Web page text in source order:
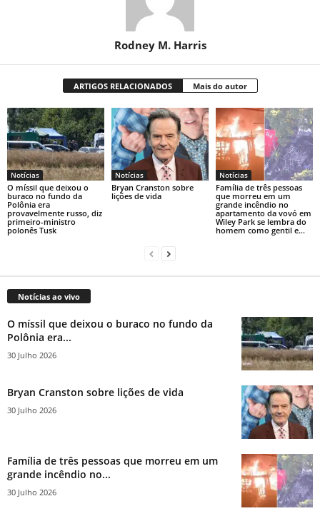
Rodney M. Harris
ARTIGOS RELACIONADOS Mais do autor
Notícias
O míssil que deixou o
buraco no fundo da
Polônia era
provavelmente russo, diz
primeiro-ministro
polonês Tusk
Notícias
Bryan Cranston sobre
lições de vida
Notícias
Família de três pessoas
que morreu em um
grande incêndio no
apartamento da vovó em
Wiley Park se lembra do
homem como gentil e...
Notícias ao vivo
O míssil que deixou o buraco no fundo da
Polônia era...
30 Julho 2026
Bryan Cranston sobre lições de vida
30 Julho 2026
Família de três pessoas que morreu em um
grande incêndio no...
30 Julho 2026